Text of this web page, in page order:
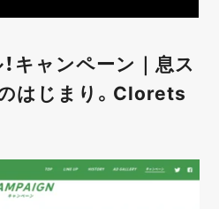
キャンペーン｜息ス
はじまり。Clorets